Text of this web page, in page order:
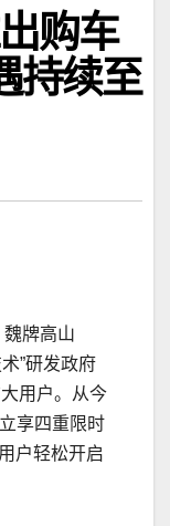
购车
持续至
魏牌高山
”研发政府
用户。从今
享四重限时
户轻松开启